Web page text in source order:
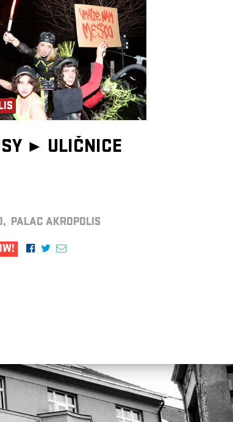
► ULIČNICE
PALAC AKROPOLIS